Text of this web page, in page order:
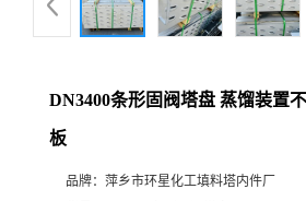
DN3400条形固阀塔盘 蒸馏装置
板
品牌： 萍乡市环星化工填料塔内件厂